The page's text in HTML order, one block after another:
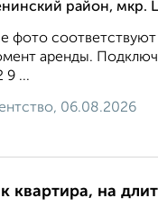
район, мкр.
фото соответствуют
аренды.
9 ...
06.08.2026
квартира, на